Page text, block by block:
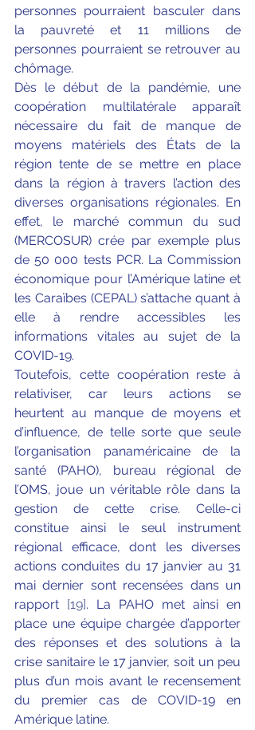
personnes pourraient basculer dans
la pauvreté et 11 millions de
personnes pourraient se retrouver au
chômage.
Dès le début de la pandémie, une
coopération multilatérale apparaît
nécessaire du fait de manque de
moyens matériels des États de la
région tente de se mettre en place
dans la région à travers l’action des
diverses organisations régionales. En
effet, le marché commun du sud
(MERCOSUR) crée par exemple plus
de 50 000 tests PCR. La Commission
économique pour l’Amérique latine et
les Caraïbes (CEPAL) s’attache quant à
elle à rendre accessibles les
informations vitales au sujet de la
COVID-19.
Toutefois, cette coopération reste à
relativiser, car leurs actions se
heurtent au manque de moyens et
d’influence, de telle sorte que seule
l’organisation panaméricaine de la
santé (PAHO), bureau régional de
l’OMS, joue un véritable rôle dans la
gestion de cette crise. Celle-ci
constitue ainsi le seul instrument
régional efficace, dont les diverses
actions conduites du 17 janvier au 31
mai dernier sont recensées dans un
rapport [19]. La PAHO met ainsi en
place une équipe chargée d’apporter
des réponses et des solutions à la
crise sanitaire le 17 janvier, soit un peu
plus d’un mois avant le recensement
du premier cas de COVID-19 en
Amérique latine.